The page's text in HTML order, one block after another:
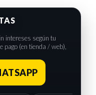
intereses según tu
pago (en tienda / web),